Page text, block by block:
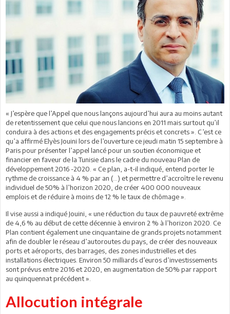
« J’espère que l’Appel que nous lançons aujourd’hui aura au moins autant
de retentissement que celui que nous lancions en 2011 mais surtout qu’il
conduira à des actions et des engagements précis et concrets ». C’est ce
qu’a affirmé Elyès Jouini lors de l’ouverture ce jeudi matin 15 septembre à
Paris pour présenter l’appel lancé pour un soutien économique et
financier en faveur de la Tunisie dans le cadre du nouveau Plan de
développement 2016 -2020. « Ce plan, a-t-il indiqué, entend porter le
rythme de croissance à 4 % par an (...) et permettre d’accroître le revenu
individuel de 50% à l’horizon 2020, de créer 400 000 nouveaux
emplois et de réduire à moins de 12 % le taux de chômage ».
Il vise aussi a indiqué Jouini, « une réduction du taux de pauvreté extrême
de 4,6 % au début de cette décennie à environ 2 % à l’horizon 2020. Ce
Plan contient également une cinquantaine de grands projets notamment
afin de doubler le réseau d’autoroutes du pays, de créer des nouveaux
ports et aéroports, des barrages, des zones industrielles et des
installations électriques. Environ 50 milliards d’euros d’investissements
sont prévus entre 2016 et 2020, en augmentation de 50% par rapport
au quinquennat précédent ».
Allocution intégrale